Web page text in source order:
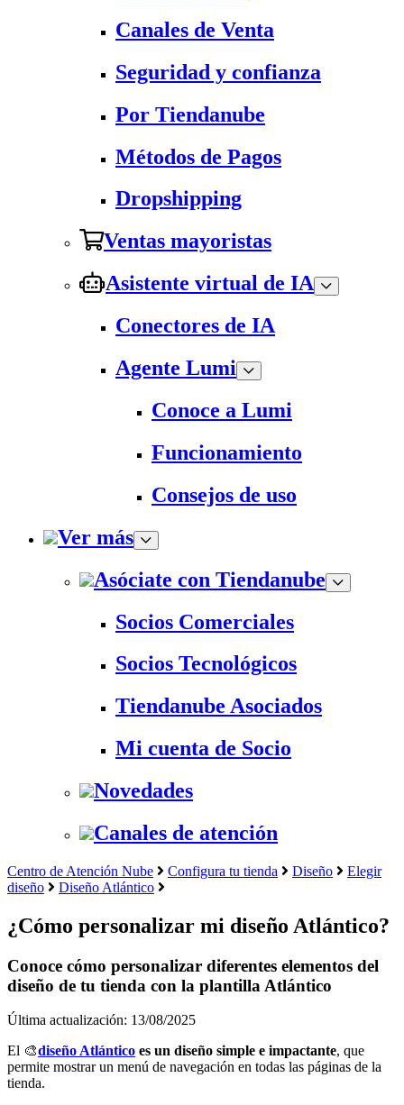
Canales de Venta
Seguridad y confianza
Por Tiendanube
Métodos de Pagos
Dropshipping
Ventas mayoristas
Asistente virtual de IA
Conectores de IA
Agente Lumi
Conoce a Lumi
Funcionamiento
Consejos de uso
Ver más
Asóciate con Tiendanube
Socios Comerciales
Socios Tecnológicos
Tiendanube Asociados
Mi cuenta de Socio
Novedades
Canales de atención
Centro de Atención Nube Configura tu tienda Diseño
Elegir
diseño
Diseño Atlántico
¿Cómo personalizar mi diseño Atlántico?
Conoce cómo personalizar diferentes elementos del
diseño de tu tienda con la plantilla Atlántico
Última actualización: 13/08/2025
El 🎨diseño Atlántico es un diseño simple e impactante, que
permite mostrar un menú de navegación en todas las páginas de la
tienda.